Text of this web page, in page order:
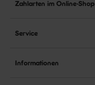
Zahlarten im Online-Shop
Service
Informationen